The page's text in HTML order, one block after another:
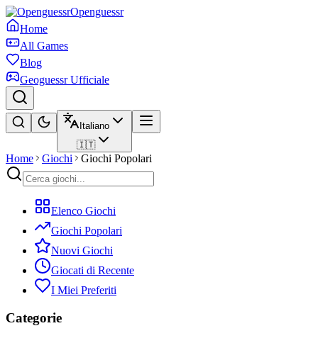
Openguessr
Home
All Games
Blog
Geoguessr Ufficiale
Italiano
🇮🇹
Home Giochi Giochi Popolari
Elenco Giochi
Giochi Popolari
Nuovi Giochi
Giocati di Recente
I Miei Preferiti
Categorie